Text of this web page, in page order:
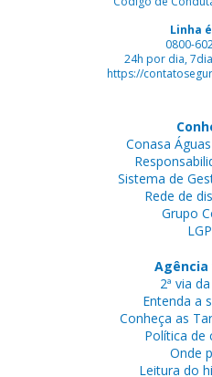
Linha
0800-
24h por dia,
https://
Conasa
Sistema de
Rede de
Grupo
2ª via
Entenda a
Conheça as
Política de
Onde
Leitura do